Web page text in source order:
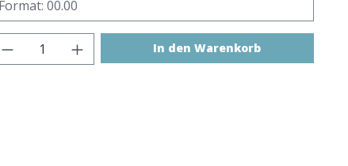
Produkt Anzahl: Gib den gewünschten
In den Warenkorb